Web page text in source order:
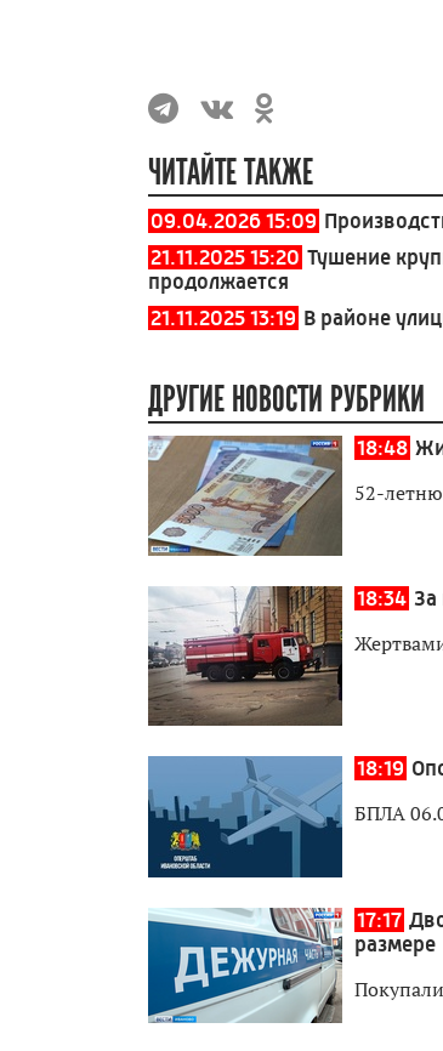
ЧИТАЙТЕ ТАКЖЕ
09.04.2026 15:09
21.11.2025 15:20 Тушение
продолжается
21.11.2025 13:19 В районе
ДРУГИЕ НОВОСТИ РУБРИКИ
18:48
52-
18:34 За
18:19
БПЛА
17:17
размере